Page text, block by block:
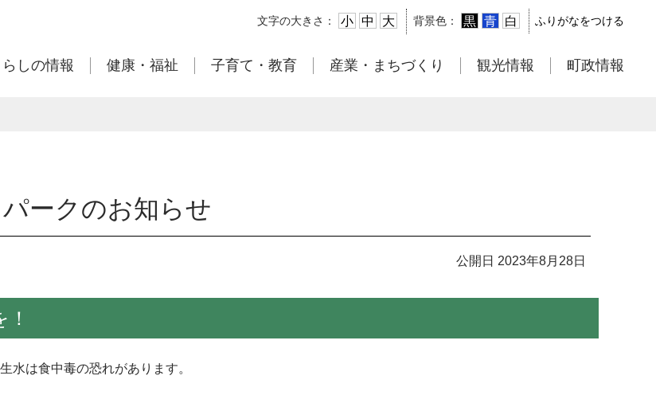
文字の大きさ： 小 中 大 背景色： 黒 青 白 ふりがなをつける
らしの情報 健康・福祉 子育て・教育 産業・まちづくり 観光情報 町政情報
ークのお知らせ
公開日 2023年8月28日
水は食中毒の恐れがあります。